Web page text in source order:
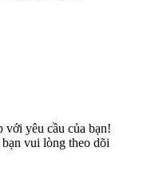
với yêu cầu của bạn!
vui lòng theo dõi